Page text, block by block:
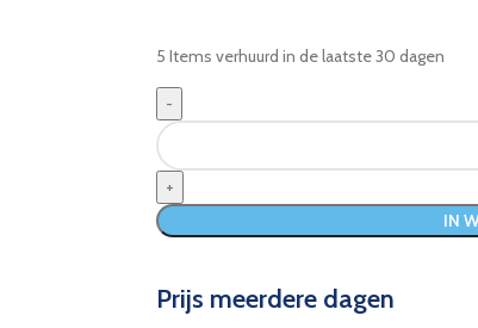
5 Items verhuurd in de laatste 30 dagen
IN
Prijs meerdere dagen